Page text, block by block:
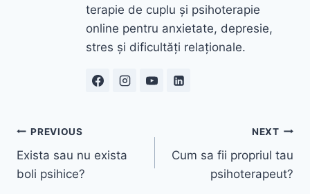
terapie de cuplu și psihoterapie
online pentru anxietate, depresie,
stres și dificultăți relaționale.
Navigare
în
PREVIOUS
Exista sau nu exista
boli psihice?
NEXT
Cum sa fii propriul tau
psihoterapeut?